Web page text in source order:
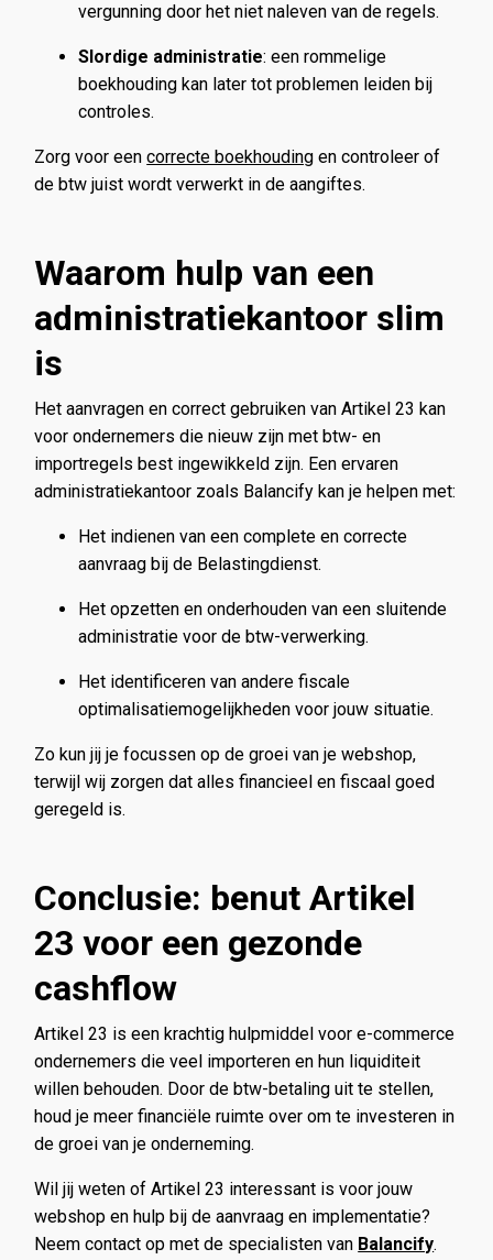
vergunning door het niet naleven van de regels.
Slordige administratie: een rommelige
boekhouding kan later tot problemen leiden bij
controles.
Zorg voor eencorrecte boekhouding en controleer of
de btw juist wordt verwerkt in de aangiftes.
Waarom hulp van een
administratiekantoor slim
is
Het aanvragen en correct gebruiken van Artikel 23 kan
voor ondernemers die nieuw zijn met btw- en
importregels best ingewikkeld zijn. Een ervaren
administratiekantoor zoals Balancify kan je helpen met:
Het indienen van een complete en correcte
aanvraag bij de Belastingdienst.
Het opzetten en onderhouden van een sluitende
administratie voor de btw-verwerking.
Het identificeren van andere fiscale
optimalisatiemogelijkheden voor jouw situatie.
Zo kun jij je focussen op de groei van je webshop,
terwijl wij zorgen dat alles financieel en fiscaal goed
geregeld is.
Conclusie: benut Artikel
23 voor een gezonde
cashflow
Artikel 23 is een krachtig hulpmiddel voor e-commerce
ondernemers die veel importeren en hun liquiditeit
willen behouden. Door de btw-betaling uit te stellen,
houd je meer financiële ruimte over om te investeren in
de groei van je onderneming.
Wil jij weten of Artikel 23 interessant is voor jouw
webshop en hulp bij de aanvraag en implementatie?
Neem contact op met de specialisten van Balancify.